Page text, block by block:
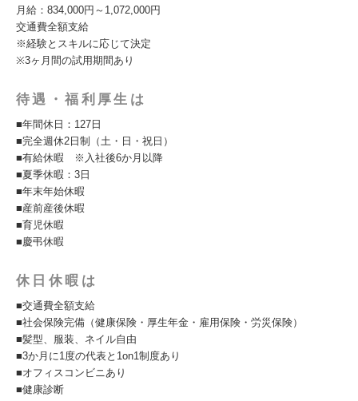
月給：834,000円～1,072,000円
交通費全額支給
※経験とスキルに応じて決定
※3ヶ月間の試用期間あり
待遇・福利厚生は
■年間休日：127日
■完全週休2日制（土・日・祝日）
■有給休暇 ※入社後6か月以降
■夏季休暇：3日
■年末年始休暇
■産前産後休暇
■育児休暇
■慶弔休暇
休日休暇は
■交通費全額支給
■社会保険完備（健康保険・厚生年金・雇用保険・労災保険）
■髪型、服装、ネイル自由
■3か月に1度の代表と1on1制度あり
■オフィスコンビニあり
■健康診断